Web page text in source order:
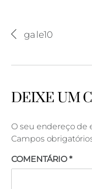
gale10
DEIXE UM
O seu endereço de
Campos
COMENTÁRIO*